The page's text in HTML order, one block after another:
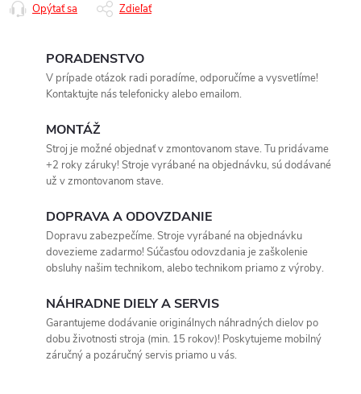
Opýtať sa Zdieľať
PORADENSTVO
V prípade otázok radi poradíme, odporučíme a vysvetlíme!
Kontaktujte nás telefonicky alebo emailom.
MONTÁŽ
Stroj je možné objednať v zmontovanom stave. Tu pridávame
+2 roky záruky! Stroje vyrábané na objednávku, sú dodávané
už v zmontovanom stave.
DOPRAVA A ODOVZDANIE
Dopravu zabezpečíme. Stroje vyrábané na objednávku
dovezieme zadarmo! Súčasťou odovzdania je zaškolenie
obsluhy našim technikom, alebo technikom priamo z výroby.
NÁHRADNE DIELY A SERVIS
Garantujeme dodávanie originálnych náhradných dielov po
dobu životnosti stroja (min. 15 rokov)! Poskytujeme mobilný
záručný a pozáručný servis priamo u vás.